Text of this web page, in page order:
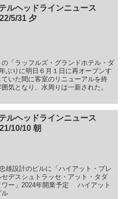
ルヘッドラインニュース
5/31 夕
「ラッフルズ・グランドホテル・ダ
ぶりに明日６月１日に再オープンす
いた間に客室のリニューアルを終
気となり、水周りは一新された。
ルヘッドラインニュース
10/10 朝
雄設計のビルに「ハイアット・プレ
デスシュトラッセ・アット・タダ
ワー」2024年開業予定 ハイアット
ル